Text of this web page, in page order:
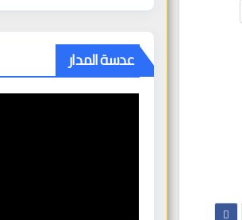
عدسة المدار